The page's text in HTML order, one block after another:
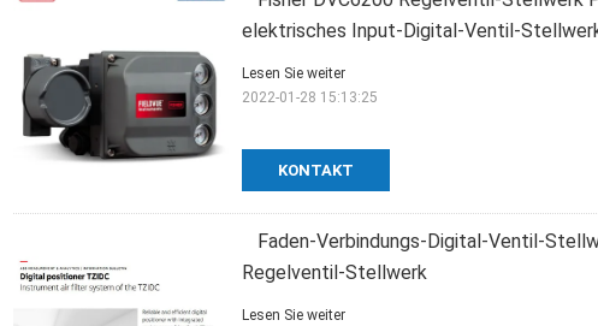
elektrisches Input-Digital-Ventil-
KONTAKT
Lesen Sie weiter
2022-01-28 15:13:25
Faden-Verbindungs-Digital-Ventil-
Regelventil-Stellwerk
Lesen Sie weiter